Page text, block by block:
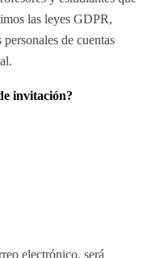
las leyes GDPR,
de cuentas
invitación?
electrónico, será